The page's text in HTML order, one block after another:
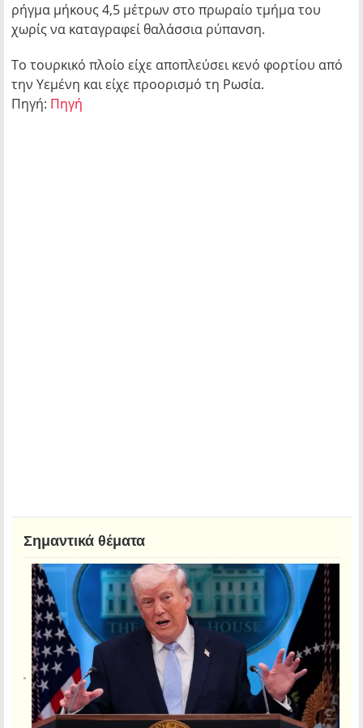
ρήγμα μήκους 4,5 μέτρων στο πρωραίο τμήμα του
χωρίς να καταγραφεί θαλάσσια ρύπανση.
Το τουρκικό πλοίο είχε αποπλεύσει κενό φορτίου από
την Υεμένη και είχε προορισμό τη Ρωσία.
Πηγή: Πηγή
Σημαντικά θέματα